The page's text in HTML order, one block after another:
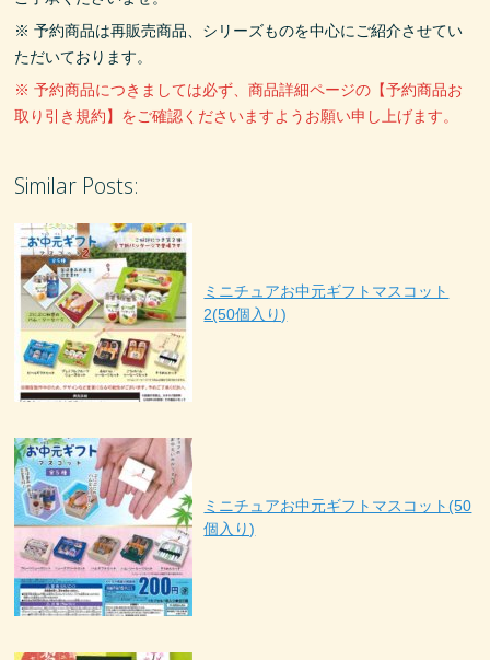
※ 予約商品は再販売商品、シリーズものを中心にご紹介させてい
ただいております。
※ 予約商品につきましては必ず、商品詳細ページの【予約商品お
取り引き規約】をご確認くださいますようお願い申し上げます。
Similar Posts:
ミニチュアお中元ギフトマスコット
2(50個入り)
ミニチュアお中元ギフトマスコット(50
個入り)